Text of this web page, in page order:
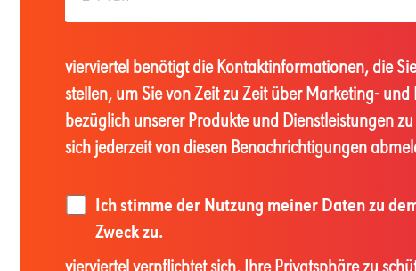
vierviertel benötigt die Kontaktinformationen, die
stellen, um Sie von Zeit zu Zeit über Marketing- und
bezüglich unserer Produkte und Dienstleistungen
sich jederzeit von diesen Benachrichtigungen
Ich stimme der Nutzung meiner Daten zu
Zweck zu.
vierviertel verpflichtet sich, Ihre Privatsphäre zu